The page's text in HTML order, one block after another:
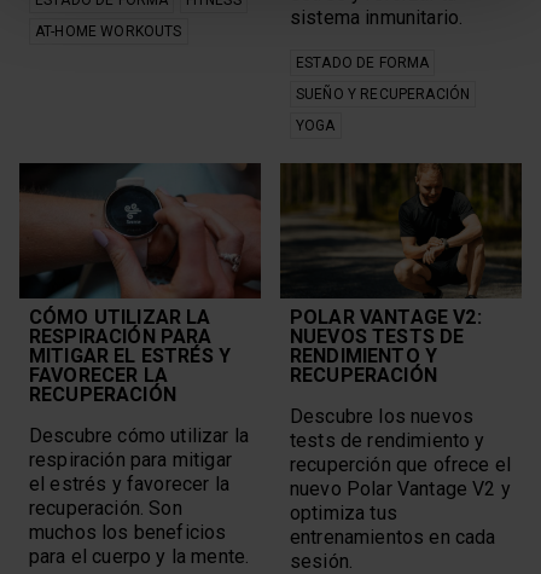
AT-HOME WORKOUTS
sistema inmunitario.
ESTADO DE FORMA
SUEÑO Y RECUPERACIÓN
YOGA
CÓMO UTILIZAR LA
RESPIRACIÓN PARA
MITIGAR EL ESTRÉS Y
FAVORECER LA
RECUPERACIÓN
Descubre cómo utilizar la
respiración para mitigar
el estrés y favorecer la
recuperación. Son
muchos los beneficios
para el cuerpo y la mente.
POLAR VANTAGE V2:
NUEVOS TESTS DE
RENDIMIENTO Y
RECUPERACIÓN
Descubre los nuevos
tests de rendimiento y
recuperción que ofrece el
nuevo Polar Vantage V2 y
optimiza tus
entrenamientos en cada
sesión.